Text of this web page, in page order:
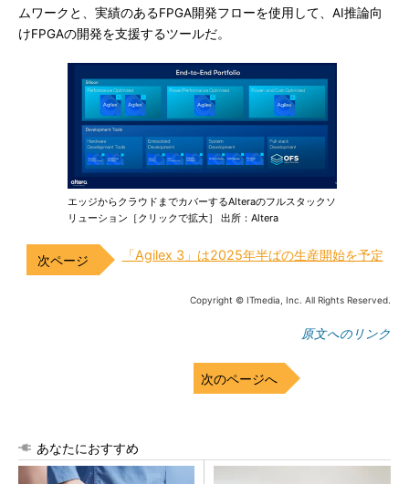
ムワークと、実績のあるFPGA開発フローを使用して、AI推論向
けFPGAの開発を支援するツールだ。
エッジからクラウドまでカバーするAlteraのフルスタックソ
リューション［クリックで拡大］ 出所：Altera
「Agilex 3」は2025年半ばの生産開始を予定
Copyright © ITmedia, Inc. All Rights Reserved.
原文へのリンク
次のページへ
あなたにおすすめ